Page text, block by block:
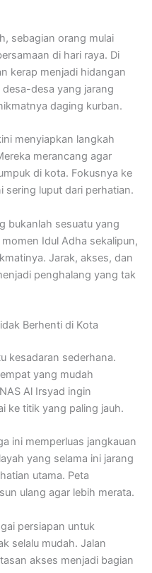
sebagian orang mulai
di hari raya. Di
kerap menjadi hidangan
desa yang jarang
daging kurban.
menyiapkan langkah
merancang agar
di kota. Fokusnya ke
sering luput dari perhatian.
bukanlah sesuatu yang
Idul Adha sekalipun,
Jarak, akses, dan
penghalang yang tak
Berhenti di Kota
kesadaran sederhana.
yang mudah
Al Irsyad ingin
ke titik yang paling jauh.
ini memperluas jangkauan
yang selama ini jarang
utama. Peta
ulang agar lebih merata.
persiapan untuk
selalu mudah. Jalan
akses menjadi bagian